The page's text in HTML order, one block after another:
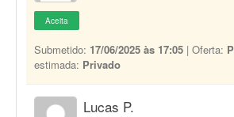
Aceita
Submetido: 17/06/2025 às 17:05 | Oferta:
estimada: Privado
Lucas P.